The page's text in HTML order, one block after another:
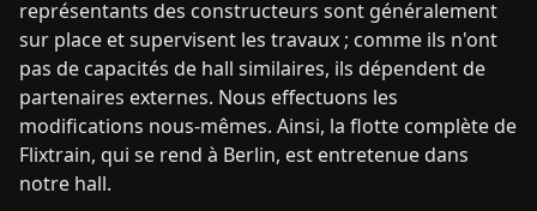
représentants des constructeurs sont généralement
sur place et supervisent les travaux ; comme ils n'ont
pas de capacités de hall similaires, ils dépendent de
partenaires externes. Nous effectuons les
modifications nous-mêmes. Ainsi, la flotte complète de
Flixtrain, qui se rend à Berlin, est entretenue dans
notre hall.